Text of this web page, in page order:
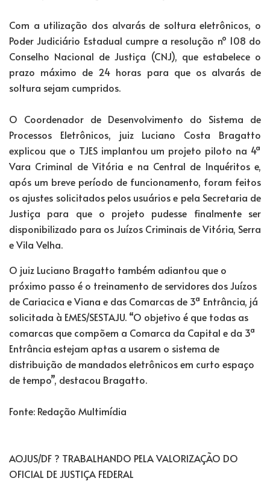
Com a utilização dos alvarás de soltura eletrônicos, o
Poder Judiciário Estadual cumpre a resolução nº 108 do
Conselho Nacional de Justiça (CNJ), que estabelece o
prazo máximo de 24 horas para que os alvarás de
soltura sejam cumpridos.
O Coordenador de Desenvolvimento do Sistema de
Processos Eletrônicos, juiz Luciano Costa Bragatto
explicou que o TJES implantou um projeto piloto na 4ª
Vara Criminal de Vitória e na Central de Inquéritos e,
após um breve período de funcionamento, foram feitos
os ajustes solicitados pelos usuários e pela Secretaria de
Justiça para que o projeto pudesse finalmente ser
disponibilizado para os Juízos Criminais de Vitória, Serra
e Vila Velha.
O juiz Luciano Bragatto também adiantou que o
próximo passo é o treinamento de servidores dos Juízos
de Cariacica e Viana e das Comarcas de 3ª Entrância, já
solicitada à EMES/SESTAJU. “O objetivo é que todas as
comarcas que compõem a Comarca da Capital e da 3ª
Entrância estejam aptas a usarem o sistema de
distribuição de mandados eletrônicos em curto espaço
de tempo”, destacou Bragatto.
Fonte: Redação Multimídia
AOJUS/DF ? TRABALHANDO PELA VALORIZAÇÃO DO
OFICIAL DE JUSTIÇA FEDERAL